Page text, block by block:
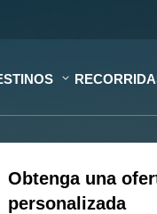
Obtenga una
personalizada